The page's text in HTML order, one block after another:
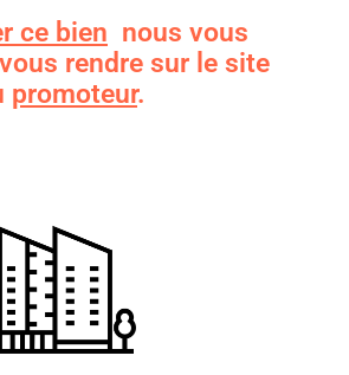
ce bien nous vous
rendre sur le site
promoteur.